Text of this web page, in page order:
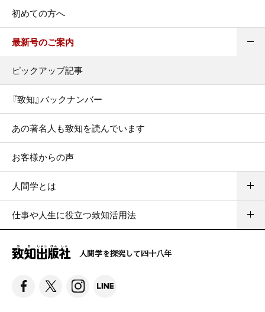
初めての方へ
最新号のご案内
ピックアップ記事
『致知』バックナンバー
あの著名人も致知を読んでいます
お客様からの声
人間学とは
仕事や人生に役立つ致知活用法
人間学を探究して四十八年